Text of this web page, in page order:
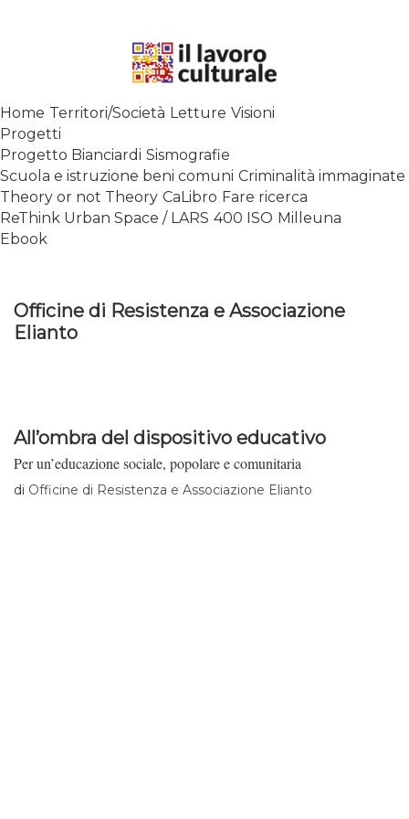
SPALANCARE LE FINESTRE DEI
CONTEMPORANEO
Home Territori/Società Letture Visioni
Progetti
Progetto Bianciardi Sismografie
Scuola e istruzione beni comuni Criminalità immaginate
Theory or not Theory CaLibro Fare ricerca
ReThink Urban Space / LARS 400 ISO Milleuna
Ebook
Officine di Resistenza e Associazione
Elianto
All’ombra del dispositivo educativo
Per un’educazione sociale, popolare e comunitaria
di Officine di Resistenza e Associazione Elianto